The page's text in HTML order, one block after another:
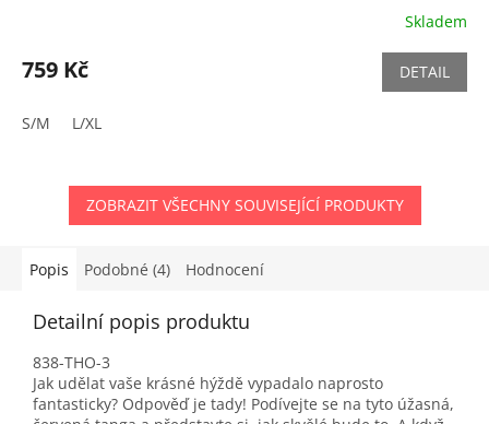
Skladem
759 Kč DETAIL
S/M L/XL
ZOBRAZIT VŠECHNY SOUVISEJÍCÍ PRODUKTY
Popis Podobné (4) Hodnocení
Detailní popis produktu
838-THO-3
Jak udělat vaše krásné hýždě vypadalo naprosto
fantasticky? Odpověď je tady! Podívejte se na tyto úžasná,